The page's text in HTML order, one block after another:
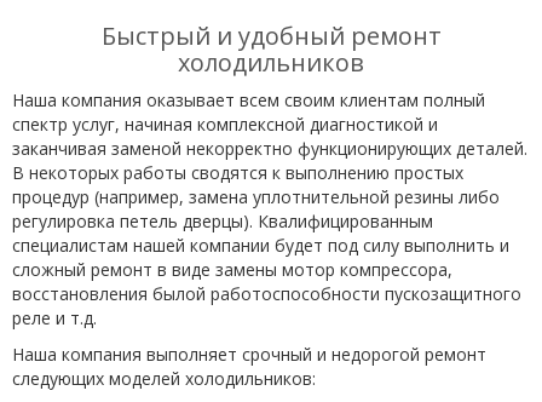
Быстрый и удобный ремонт
холодильников
Наша компания оказывает всем своим клиентам полный
спектр услуг, начиная комплексной диагностикой и
заканчивая заменой некорректно функционирующих деталей.
В некоторых работы сводятся к выполнению простых
процедур (например, замена уплотнительной резины либо
регулировка петель дверцы). Квалифицированным
специалистам нашей компании будет под силу выполнить и
сложный ремонт в виде замены мотор компрессора,
восстановления былой работоспособности пускозащитного
реле и т.д.
Наша компания выполняет срочный и недорогой ремонт
следующих моделей холодильников: